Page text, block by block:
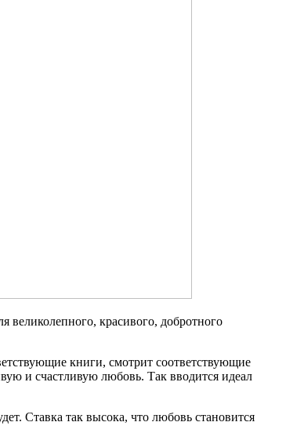
красивого, добротного
книги, смотрит соответствующие
и счастливую любовь. Так вводится идеал
Ставка так высока, что любовь становится